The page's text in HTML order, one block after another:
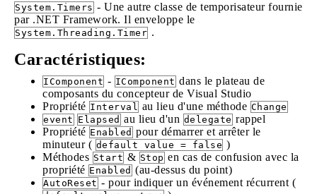
System.Timers - Une autre classe de temporisateur fournie
par .NET Framework. Il enveloppe le
System.Threading.Timer .
Caractéristiques:
IComponent - IComponent dans le plateau de
composants du concepteur de Visual Studio
Propriété Interval au lieu d'une méthode Change
event Elapsed au lieu d'un delegate rappel
Propriété Enabled pour démarrer et arrêter le
minuteur ( default value = false )
Méthodes Start & Stop en cas de confusion avec la
propriété Enabled (au-dessus du point)
AutoReset - pour indiquer un événement récurrent (